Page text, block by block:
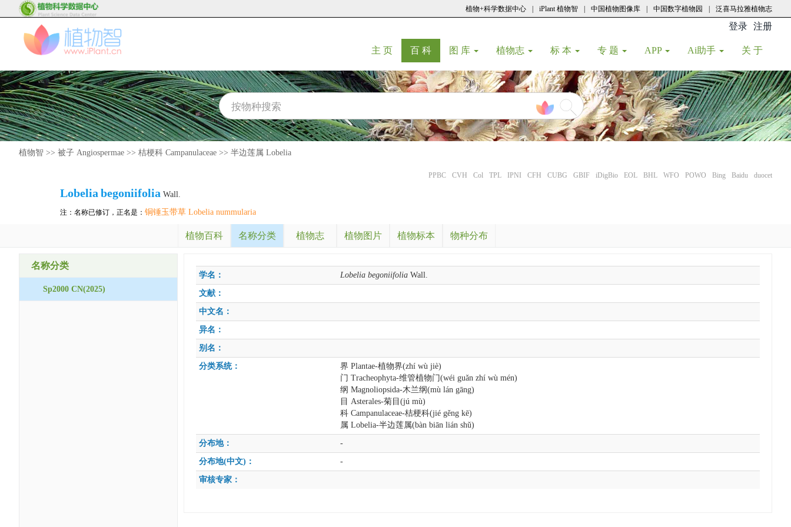
植物+科学数据中心 iPlant 植物智 中国植物图像库 中国数字植物园 泛喜马拉雅植物志
登录 注册
主 页(current)
百 科(current)
图 库 植物志 标 本 专 题 APP Ai助手 关 于
植物智 >> 被子 Angiospermae >> 桔梗科 Campanulaceae >> 半边莲属 Lobelia
PPBC CVH Col TPL IPNI CFH CUBG GBIF iDigBio EOL BHL WFO POWO Bing Baidu duocet
Lobelia begoniifolia Wall.
注：名称已修订，正名是： 铜锤玉带草 Lobelia nummularia
植物百科 名称分类 植物志 植物图片 植物标本 物种分布
名称分类
Sp2000 CN(2025)
学名： Lobelia begoniifolia Wall.
文献：
中文名：
异名：
别名：
分类系统：
界 Plantae-植物界(zhí wù jiè)
门 Tracheophyta-维管植物门(wéi guǎn zhí wù mén)
纲 Magnoliopsida-木兰纲(mù lán gāng)
目 Asterales-菊目(jú mù)
科 Campanulaceae-桔梗科(jié gěng kē)
属 Lobelia-半边莲属(bàn biān lián shǔ)
分布地： -
分布地(中文)： -
审核专家：